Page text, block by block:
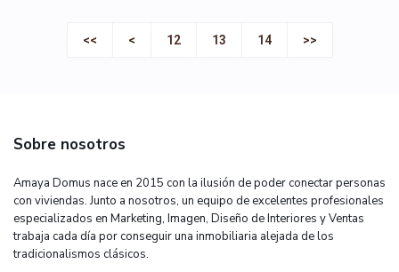
<< < 12 13 14 >>
Sobre nosotros
Amaya Domus nace en 2015 con la ilusión de poder conectar personas
con viviendas. Junto a nosotros, un equipo de excelentes profesionales
especializados en Marketing, Imagen, Diseño de Interiores y Ventas
trabaja cada día por conseguir una inmobiliaria alejada de los
tradicionalismos clásicos.